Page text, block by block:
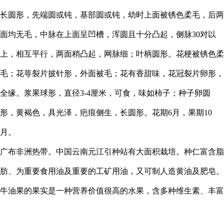
长圆形，先端圆或钝，基部圆或钝，幼时上面被锈色柔毛，后两
面均无毛，中脉在上面呈凹槽，浑圆且十分凸起，侧脉30对以
上，相互平行，两面稍凸起，网脉细；叶柄圆形。花梗被锈色柔
毛；花萼裂片披针形，外面被毛；花有香甜味，花冠裂片卵形，
全缘。浆果球形，直径3-4厘米，可食，味如柿子；种子卵圆
形，黄褐色，具光泽，疤痕侧生，长圆形。花期6月，果期10
月。
广布非洲热带。中国云南元江引种站有大面积栽培。种仁富含脂
肪、为重要食用油及重要的工矿用油，又可制人造黄油及肥皂。
牛油果的果实是一种营养价值很高的水果，含多种维生素、丰富